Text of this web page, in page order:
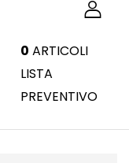
0 ARTICOLI
LISTA
PREVENTIVO